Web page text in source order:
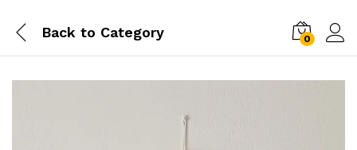
Back to Category 0